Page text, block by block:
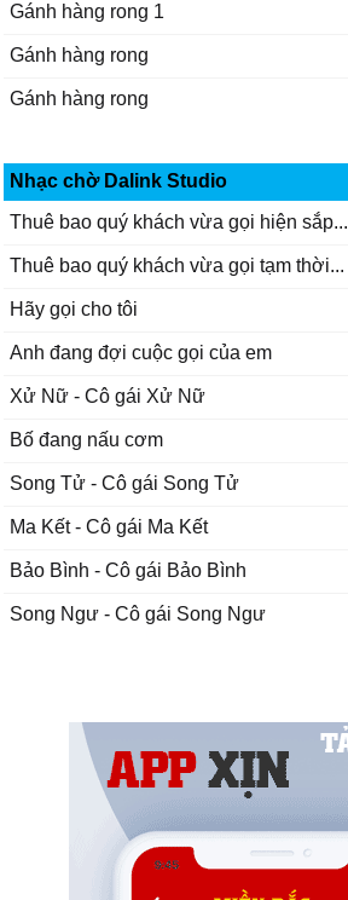
Gánh hàng rong 1
Gánh hàng rong
Gánh hàng rong
Nhạc chờ Dalink Studio
Thuê bao quý khách vừa gọi hiện sắp...
Thuê bao quý khách vừa gọi tạm thời...
Hãy gọi cho tôi
Anh đang đợi cuộc gọi của em
Xử Nữ - Cô gái Xử Nữ
Bố đang nấu cơm
Song Tử - Cô gái Song Tử
Ma Kết - Cô gái Ma Kết
Bảo Bình - Cô gái Bảo Bình
Song Ngư - Cô gái Song Ngư